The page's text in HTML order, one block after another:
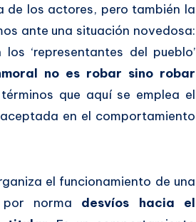
de los actores, pero también la
ante una situación novedosa:
‘representantes del pueblo’
no es robar sino robar
que aquí se emplea el
en el comportamiento
el funcionamiento de una
norma desvíos hacia el